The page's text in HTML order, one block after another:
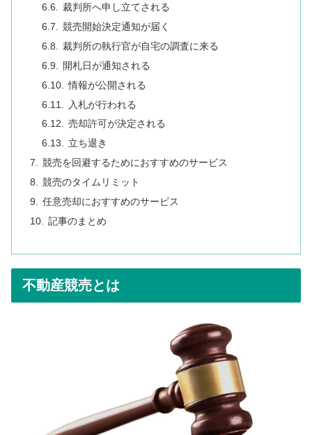
裁判所へ申し立てされる
競売開始決定通知が届く
裁判所の執行官が自宅の調査に来る
開札日が通知される
情報が公開される
入札が行われる
売却許可が決定される
立ち退き
競売を回避するためにおすすめのサービス
競売のタイムリミット
任意売却におすすめのサービス
記事のまとめ
不動産競売とは